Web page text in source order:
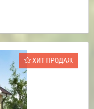
ХИТ ПРОДАЖ